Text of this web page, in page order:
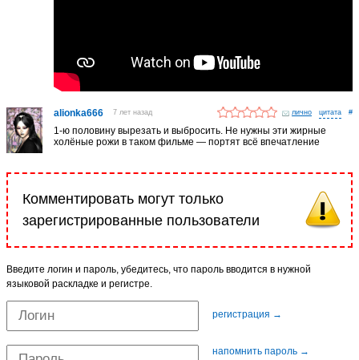
alionka666 7 лет назад лично #
1-ю половину вырезать и выбросить. Не нужны эти жирные
холёные рожи в таком фильме — портят всё впечатление
Комментировать могут только
зарегистрированные пользователи
Введите логин и пароль, убедитесь, что пароль вводится в нужной
языковой раскладке и регистре.
регистрация →
напомнить пароль →